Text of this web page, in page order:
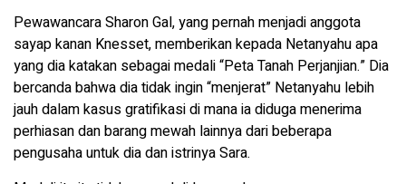
Pewawancara Sharon Gal, yang pernah menjadi anggota
sayap kanan Knesset, memberikan kepada Netanyahu apa
yang dia katakan sebagai medali “Peta Tanah Perjanjian.” Dia
bercanda bahwa dia tidak ingin “menjerat” Netanyahu lebih
jauh dalam kasus gratifikasi di mana ia diduga menerima
perhiasan dan barang mewah lainnya dari beberapa
pengusaha untuk dia dan istrinya Sara.